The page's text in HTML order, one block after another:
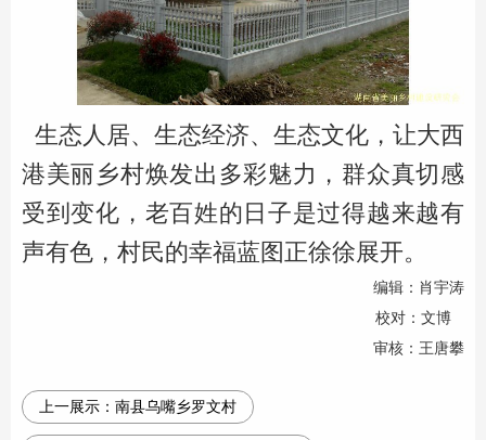
生态人居、生态经济、生态文化，让大西
港美丽乡村焕发出多彩魅力，群众真切感
受到变化，老百姓的日子是过得越来越有
声有色，村民的幸福蓝图正徐徐展开。
编辑：肖宇涛
校对：文博
审核：王唐攀
上一展示： 南县乌嘴乡罗文村